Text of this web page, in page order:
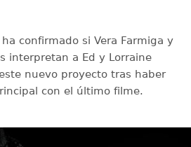
confirmado si Vera Farmiga y
interpretan a Ed y Lorraine
nuevo proyecto tras haber
con el último filme.